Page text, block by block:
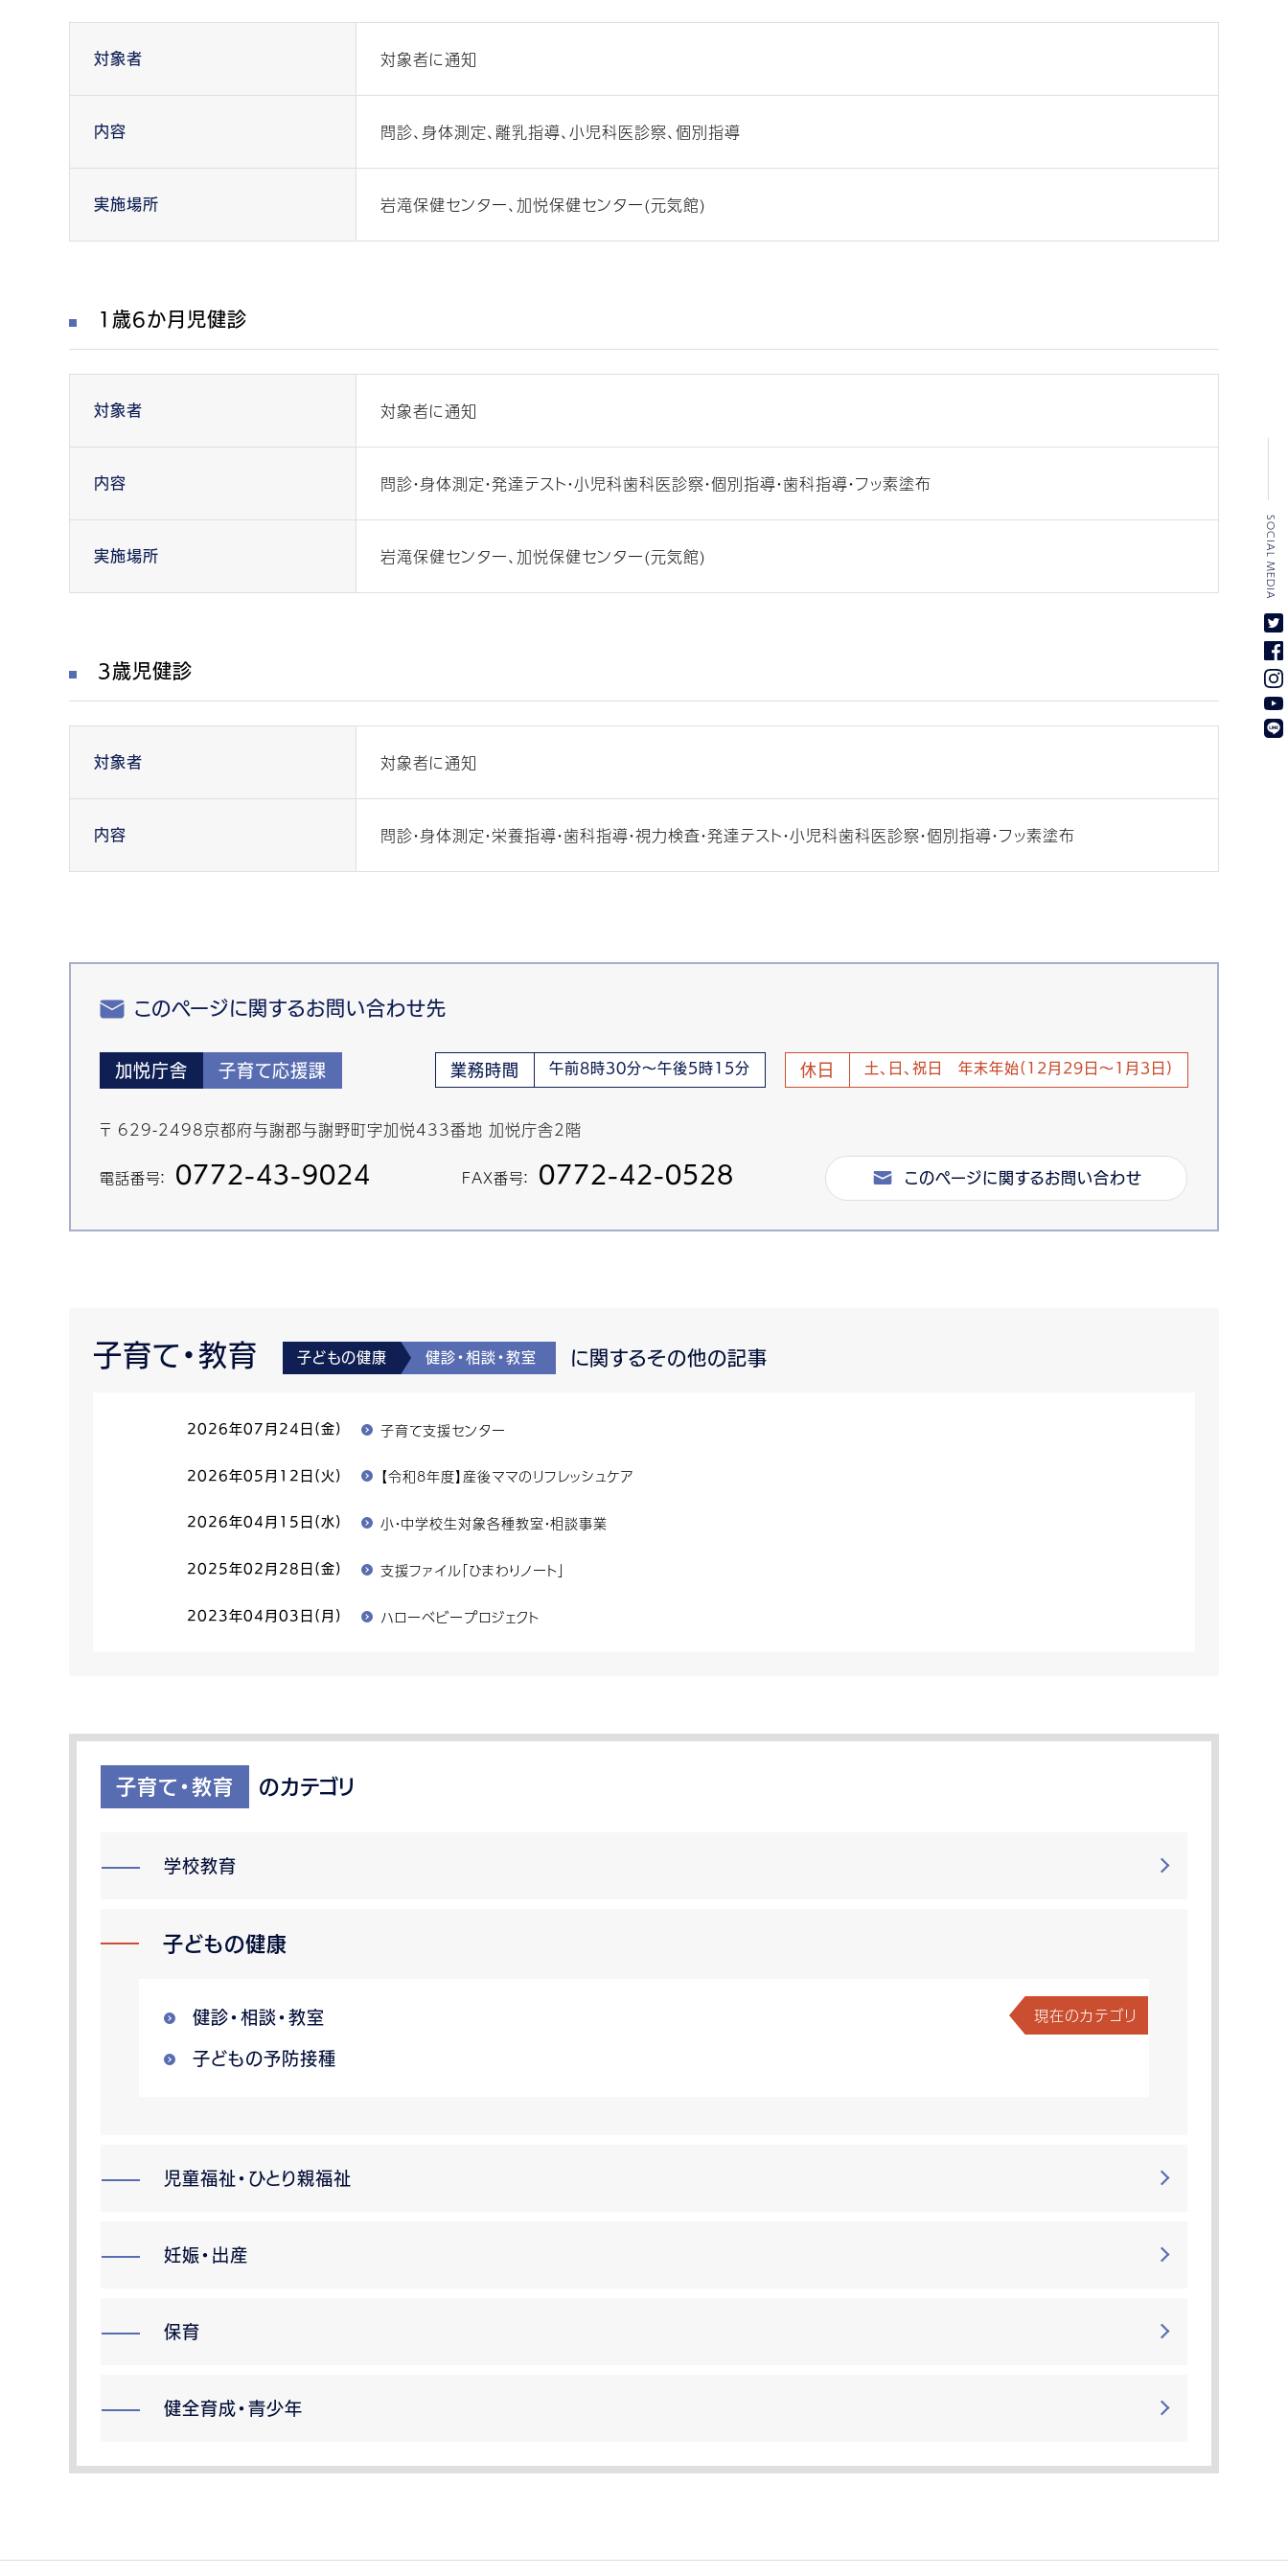
対象者 対象者に通知
内容 問診、身体測定、離乳指導、小児科医診察、個別指導
実施場所 岩滝保健センター、加悦保健センター(元気館)
1歳6か月児健診
対象者 対象者に通知
内容 問診・身体測定・発達テスト・小児科歯科医診察・個別指導・歯科指導・フッ素塗布
実施場所 岩滝保健センター、加悦保健センター(元気館)
3歳児健診
対象者 対象者に通知
内容 問診・身体測定・栄養指導・歯科指導・視力検査・発達テスト・小児科歯科医診察・個別指導・フッ素塗布
このページに関するお問い合わせ先
加悦庁舎 子育て応援課 業務時間 午前8時30分～午後5時15分 休日 土、日、祝日 年末年始(12月29日～1月3日)
〒 629-2498京都府与謝郡与謝野町字加悦433番地 加悦庁舎2階
電話番号： 0772-43-9024 FAX番号： 0772-42-0528 このページに関するお問い合わせ
子育て・教育 子どもの健康 健診・相談・教室 に関するその他の記事
2026年07月24日(金) 子育て支援センター
2026年05月12日(火) 【令和8年度】産後ママのリフレッシュケア
2026年04月15日(水) 小・中学校生対象各種教室・相談事業
2025年02月28日(金) 支援ファイル「ひまわりノート」
2023年04月03日(月) ハローベビープロジェクト
子育て・教育 のカテゴリ
学校教育
子どもの健康
健診・相談・教室 現在のカテゴリ
子どもの予防接種
児童福祉・ひとり親福祉
妊娠・出産
保育
健全育成・青少年
SOCIAL MEDIA